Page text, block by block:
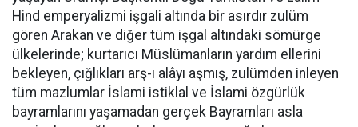
Hind emperyalizmi işgali altında bir asırdır zulüm
gören Arakan ve diğer tüm işgal altındaki sömürge
ülkelerinde; kurtarıcı Müslümanların yardım ellerini
bekleyen, çığlıkları arş-ı alâyı aşmış, zulümden inleyen
tüm mazlumlar İslami istiklal ve İslami özgürlük
bayramlarını yaşamadan gerçek Bayramları asla